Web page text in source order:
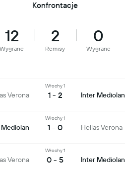
Konfrontacje
12
Wygrane
2
Remisy
0
Wygrane
Verona
Włochy 1
1 - 2 Inter Mediolan
Włochy 1
1 - 0 Hellas Verona
Verona
Włochy 1
0 - 5 Inter Mediolan